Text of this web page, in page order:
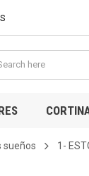
sueños 1-